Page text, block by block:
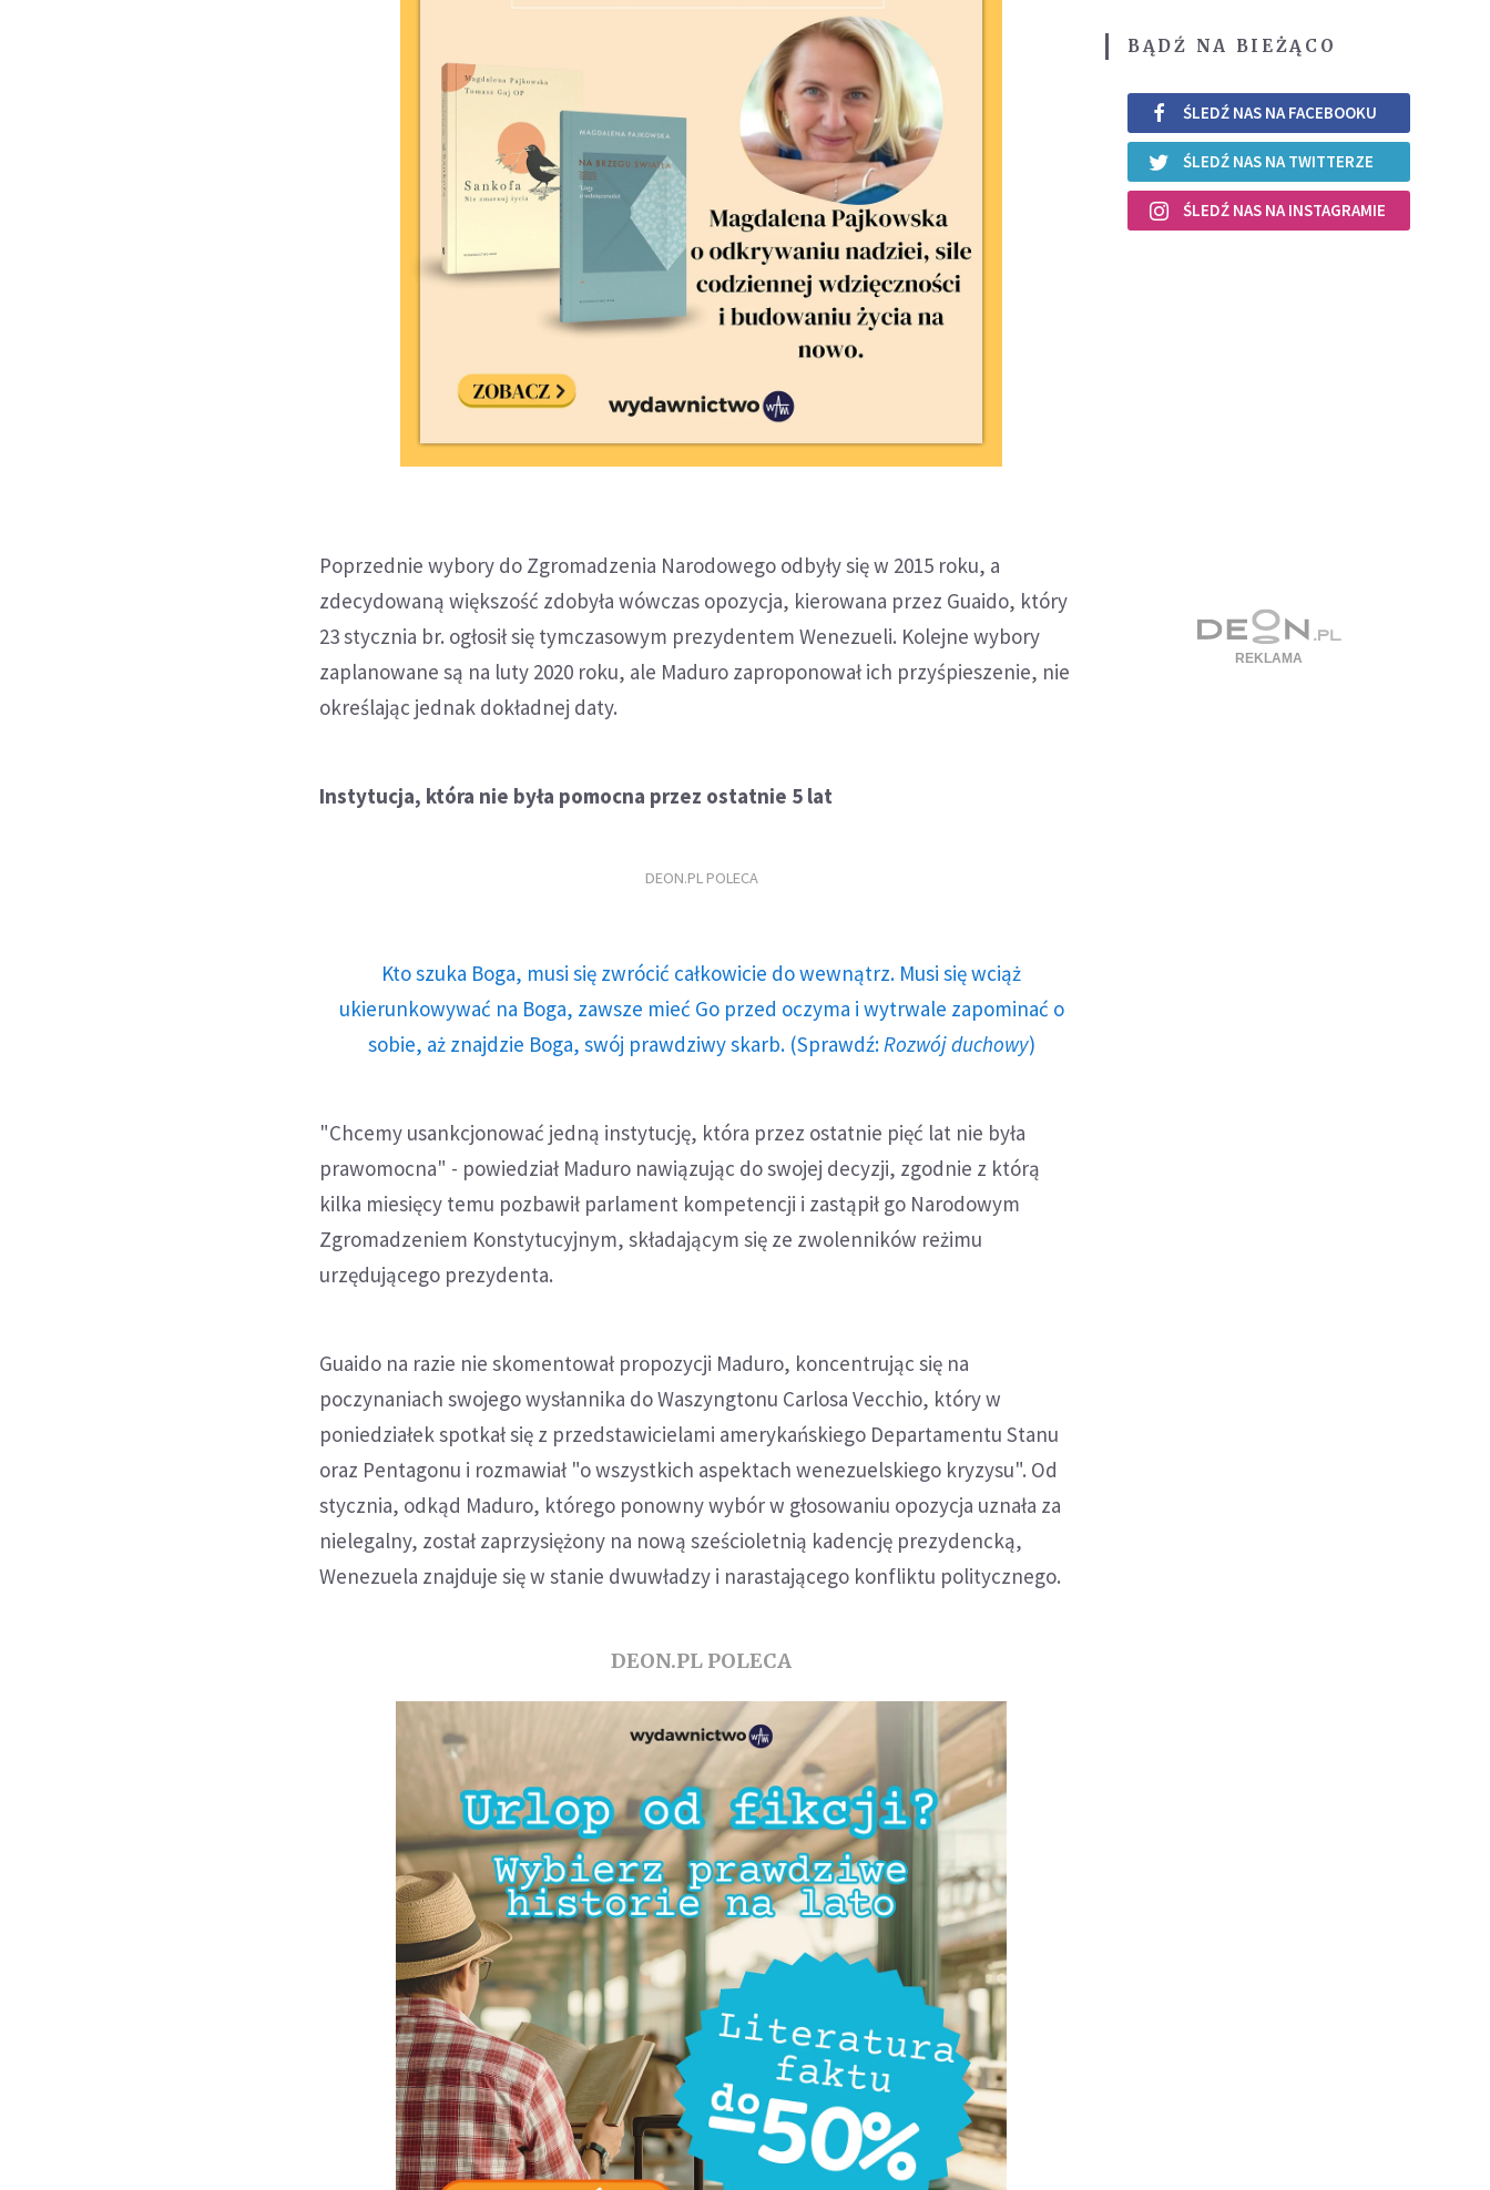
Poprzednie wybory do Zgromadzenia Narodowego odbyły się w 2015 roku, a
zdecydowaną większość zdobyła wówczas opozycja, kierowana przez Guaido, który
23 stycznia br. ogłosił się tymczasowym prezydentem Wenezueli. Kolejne wybory
zaplanowane są na luty 2020 roku, ale Maduro zaproponował ich przyśpieszenie, nie
określając jednak dokładnej daty.
Instytucja, która nie była pomocna przez ostatnie 5 lat
DEON.PL POLECA
Kto szuka Boga, musi się zwrócić całkowicie do wewnątrz. Musi się wciąż
ukierunkowywać na Boga, zawsze mieć Go przed oczyma i wytrwale zapominać o
sobie, aż znajdzie Boga, swój prawdziwy skarb. (Sprawdź: Rozwój duchowy)
"Chcemy usankcjonować jedną instytucję, która przez ostatnie pięć lat nie była
prawomocna" - powiedział Maduro nawiązując do swojej decyzji, zgodnie z którą
kilka miesięcy temu pozbawił parlament kompetencji i zastąpił go Narodowym
Zgromadzeniem Konstytucyjnym, składającym się ze zwolenników reżimu
urzędującego prezydenta.
Guaido na razie nie skomentował propozycji Maduro, koncentrując się na
poczynaniach swojego wysłannika do Waszyngtonu Carlosa Vecchio, który w
poniedziałek spotkał się z przedstawicielami amerykańskiego Departamentu Stanu
oraz Pentagonu i rozmawiał "o wszystkich aspektach wenezuelskiego kryzysu". Od
stycznia, odkąd Maduro, którego ponowny wybór w głosowaniu opozycja uznała za
nielegalny, został zaprzysiężony na nową sześcioletnią kadencję prezydencką,
Wenezuela znajduje się w stanie dwuwładzy i narastającego konfliktu politycznego.
DEON.PL POLECA
BĄDŹ NA BIEŻĄCO
ŚLEDŹ NAS NA FACEBOOKU
ŚLEDŹ NAS NA TWITTERZE
ŚLEDŹ NAS NA INSTAGRAMIE